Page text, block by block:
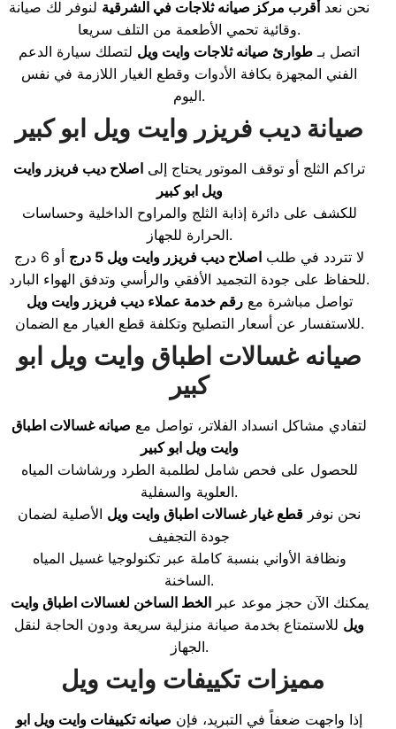
نحن نعد أقرب مركز صيانه ثلاجات في الشرقية لنوفر لك صيانة
وقائية تحمي الأطعمة من التلف سريعا.
اتصل بـ طوارئ صيانه ثلاجات وايت ويل لتصلك سيارة الدعم
الفني المجهزة بكافة الأدوات وقطع الغيار اللازمة في نفس
اليوم.
صيانة ديب فريزر وايت ويل ابو كبير
تراكم الثلج أو توقف الموتور يحتاج إلى اصلاح ديب فريزر وايت
ويل ابو كبير
للكشف على دائرة إذابة الثلج والمراوح الداخلية وحساسات
الحرارة للجهاز.
لا تتردد في طلب اصلاح ديب فريزر وايت ويل 5 درج
أو 6 درج
للحفاظ على جودة التجميد الأفقي والرأسي وتدفق الهواء البارد.
تواصل مباشرة معرقم خدمة عملاء ديب فريزر وايت ويل
للاستفسار عن أسعار التصليح وتكلفة قطع الغيار مع الضمان.
صيانه غسالات اطباق وايت ويل ابو
كبير
لتفادي مشاكل انسداد الفلاتر، تواصل مع صيانه غسالات اطباق
وايت ويل ابو كبير
للحصول على فحص شامل لطلمبة الطرد ورشاشات المياه
العلوية والسفلية.
نحن نوفر قطع غيار غسالات اطباق وايت ويل الأصلية لضمان
جودة التجفيف
ونظافة الأواني بنسبة كاملة عبر تكنولوجيا غسيل المياه
الساخنة.
يمكنك الآن حجز موعد عبرالخط الساخن لغسالات اطباق وايت
ويل للاستمتاع بخدمة صيانة منزلية سريعة ودون الحاجة لنقل
الجهاز.
مميزات تكييفات وايت ويل
إذا واجهت ضعفاً في التبريد، فإن صيانه تكييفات وايت ويل ابو